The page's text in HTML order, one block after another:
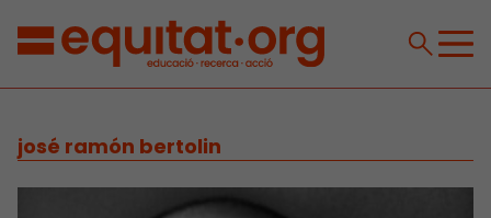
josé ramón bertolin